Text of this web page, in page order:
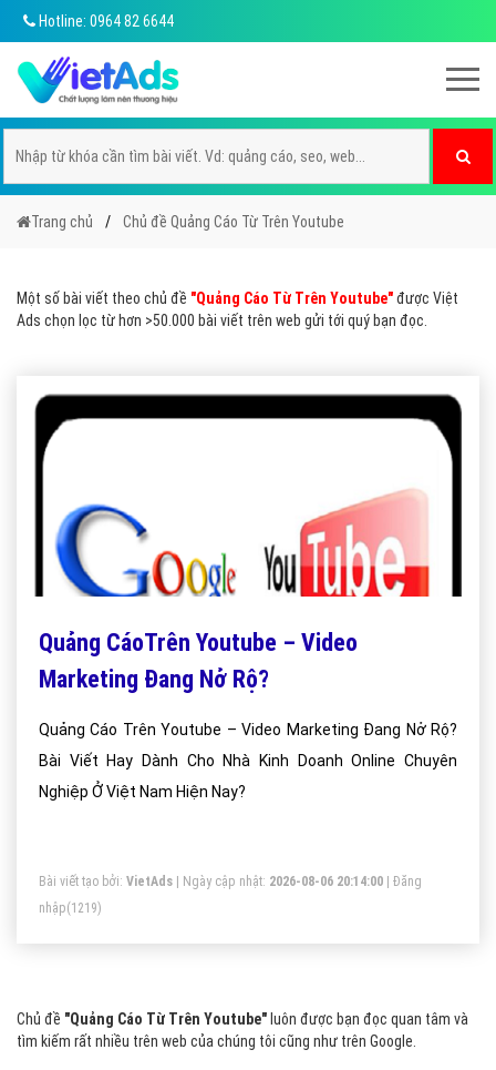
Hotline: 0964 82 6644
Trang chủ Chủ đề Quảng Cáo Từ Trên Youtube
Một số bài viết theo chủ đề "Quảng Cáo Từ Trên Youtube"được Việt
Ads chọn lọc từ hơn >50.000 bài viết trên web gửi tới quý bạn đọc.
Quảng CáoTrên Youtube – Video
Marketing Đang Nở Rộ?
Quảng Cáo Trên Youtube – Video Marketing Đang Nở Rộ?
Bài Viết Hay Dành Cho Nhà Kinh Doanh Online Chuyên
Nghiệp Ở Việt Nam Hiện Nay?
Bài viết tạo bởi: VietAds | Ngày cập nhật: 2026-08-06 20:14:00
Đăng
nhập(1219)
Chủ đề "Quảng Cáo Từ Trên Youtube" luôn được bạn đọc quan tâm và
tìm kiếm rất nhiều trên web của chúng tôi cũng như trên Google.